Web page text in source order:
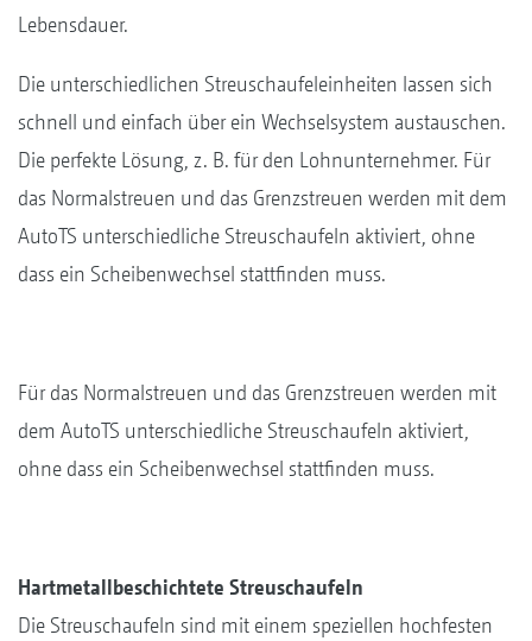
Lebensdauer.
Die unterschiedlichen Streuschaufeleinheiten lassen sich
schnell und einfach über ein Wechselsystem austauschen.
Die perfekte Lösung, z. B. für den Lohnunternehmer. Für
das Normalstreuen und das Grenzstreuen werden mit dem
AutoTS unterschiedliche Streuschaufeln aktiviert, ohne
dass ein Scheibenwechsel stattfinden muss.
Für das Normalstreuen und das Grenzstreuen werden mit
dem AutoTS unterschiedliche Streuschaufeln aktiviert,
ohne dass ein Scheibenwechsel stattfinden muss.
Hartmetallbeschichtete Streuschaufeln
Die Streuschaufeln sind mit einem speziellen hochfesten